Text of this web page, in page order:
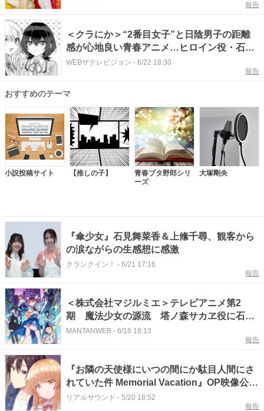
報告
＜クラにか＞“2番目女子”と日陰男子の距離
感が心地良い青春アニメ…ヒロイン役・石見
舞菜香「自分のまんま」キャラの魅力を語る
WEBザテレビジョン - 6/22 18:30
報告
おすすめのテーマ
小説投稿サイト 【推しの子】
青春ブタ野郎シリ
ーズ
大塚剛央
『傘少女』石見舞菜香＆上絛千尋、観客から
の涙ながらの生感想に感激
クランクイン！ - 6/21 17:16
報告
＜株式会社マジルミエ＞テレビアニメ第2
期 魔法少女の源流 塔ノ森サカヱ役に石見
舞菜香 福西勝也も出演
MANTANWEB - 6/18 18:13
報告
『お隣の天使様にいつの間にか駄目人間にさ
れていた件 Memorial Vacation』OP映像公
開 主題歌は石見舞菜香が歌唱
リアルサウンド - 5/20 18:52
報告